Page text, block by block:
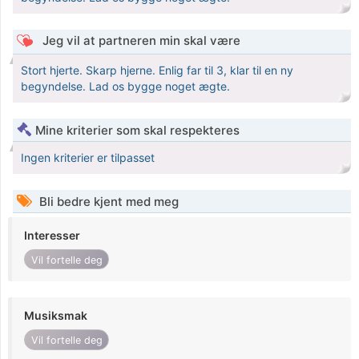
Jeg vil at partneren min skal være
Stort hjerte. Skarp hjerne. Enlig far til 3, klar til en ny
begyndelse. Lad os bygge noget ægte.
Mine kriterier som skal respekteres
Ingen kriterier er tilpasset
Bli bedre kjent med meg
Interesser
Vil fortelle deg
Musiksmak
Vil fortelle deg